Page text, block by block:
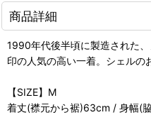
商品詳細
1990年代後半頃に製造された
印の人気の高い一着。シェルの
【SIZE】M
着丈(襟元から裾)63cm / 身幅(